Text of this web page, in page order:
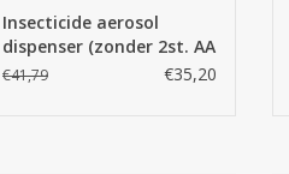
Insecticide aerosol
dispenser (zonder 2st. AA
batterijen)
€41,79 €35,20